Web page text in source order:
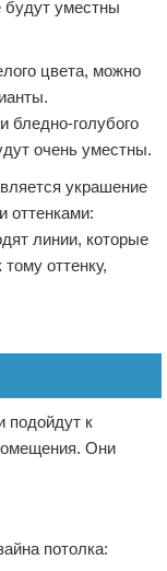
будут уместны
цвета, можно
бледно-голубого
очень уместны.
украшение
оттенками:
линии, которые
оттенку,
подойдут к
Они
потолка: